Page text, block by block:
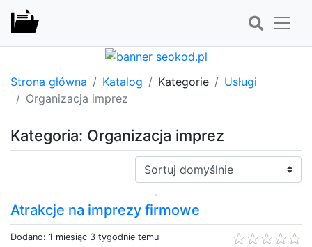
Strona główna Katalog Kategorie
Usługi
Organizacja imprez
Kategoria: Organizacja imprez
Sortuj:
Atrakcje na imprezy firmowe
Dodano: 1 miesiąc 3 tygodnie temu